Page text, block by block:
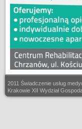
2011 Świadczenie usług
Krakowie XII Wydział